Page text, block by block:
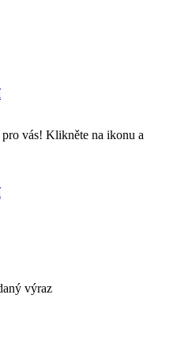
vás! Klikněte na ikonu a
výraz